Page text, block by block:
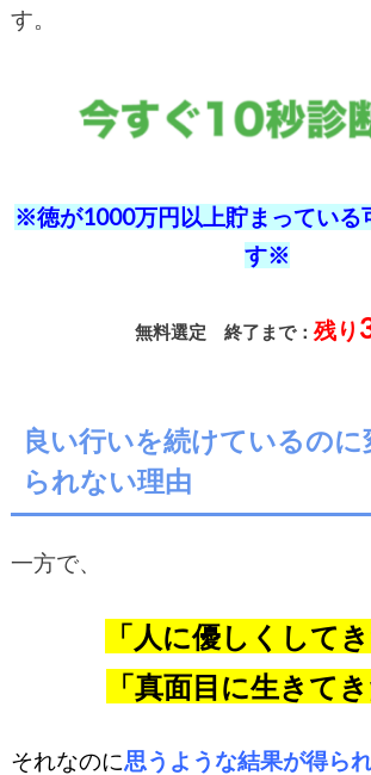
す。
※徳が1000万円以上貯まっている
す※
無料選定 終了まで：残り
良い行いを続けているのに
られない理由
一方で、
「人に優しくしてき
「真面目に生きてき
それなのに思うような結果が得ら